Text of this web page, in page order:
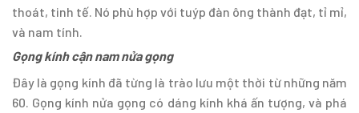
thoát, tinh tế. Nó phù hợp với tuýp đàn ông thành đạt, tỉ mỉ,
và nam tính.
Gọng kính cận nam nửa gọng
Đây là gọng kính đã từng là trào lưu một thời từ những năm
60. Gọng kính nửa gọng có dáng kính khá ấn tượng, và phá